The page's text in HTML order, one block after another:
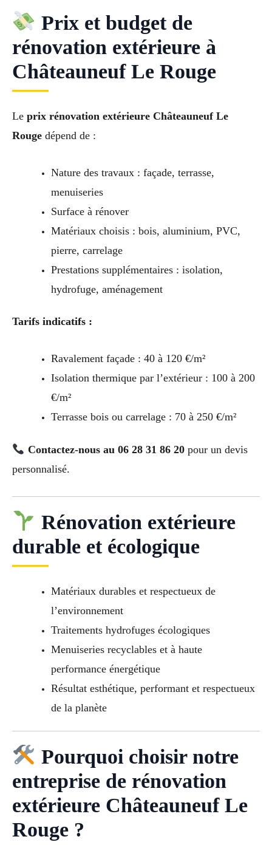
Prix et budget de
rénovation extérieure à
Châteauneuf Le Rouge
Le prix rénovation extérieure Châteauneuf Le
Rouge dépend de :
Nature des travaux : façade, terrasse,
menuiseries
Surface à rénover
Matériaux choisis : bois, aluminium, PVC,
pierre, carrelage
Prestations supplémentaires : isolation,
hydrofuge, aménagement
Tarifs indicatifs :
Ravalement façade : 40 à 120 €/m²
Isolation thermique par l’extérieur : 100 à 200
€/m²
Terrasse bois ou carrelage : 70 à 250 €/m²
Contactez-nous au 06 28 31 86 20pour un devis
personnalisé.
Rénovation extérieure
durable et écologique
Matériaux durables et respectueux de
l’environnement
Traitements hydrofuges écologiques
Menuiseries recyclables et à haute
performance énergétique
Résultat esthétique, performant et respectueux
de la planète
Pourquoi choisir notre
entreprise de rénovation
extérieure Châteauneuf Le
Rouge ?